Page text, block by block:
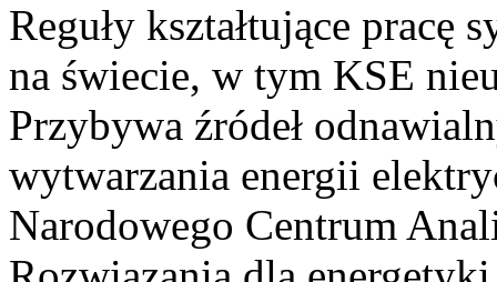
Reguły kształtujące pracę
na świecie, w tym KSE
Przybywa źródeł
wytwarzania energii
Narodowego Centrum